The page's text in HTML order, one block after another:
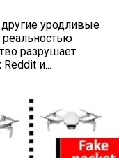
уродливые
разрушает
и...